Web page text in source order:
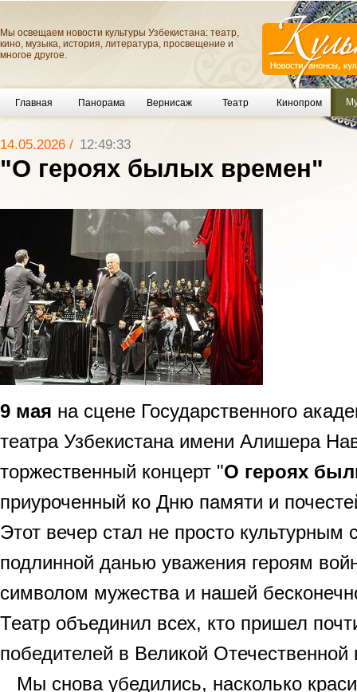
Мы освещаем новости культуры Узбекистана: театр,
кино, музыка, история, литература, просвещение и
многое другое.
Главная Панорама Вернисаж Театр Кинопром
14.05.2026 / 12:49:33
"О героях былых времен"
9 мая на сцене Государственного
театра Узбекистана имени Алишера
торжественный концерт "О героях
приуроченный ко Дню памяти и
​Этот вечер стал не просто культурным
подлинной данью уважения героям
символом мужества и нашей
Театр объединил всех, кто пришел
победителей в Великой Отечественной
Мы снова убедились, насколько